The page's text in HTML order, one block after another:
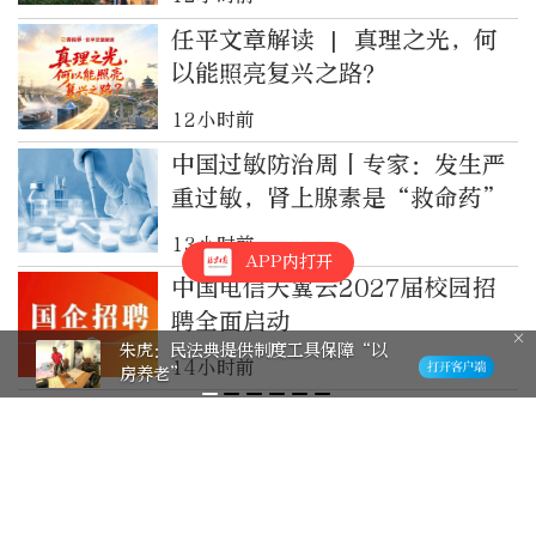
任平文章解读 | 真理之光，何
以能照亮复兴之路？
12小时前
中国过敏防治周丨专家：发生严
重过敏，肾上腺素是“救命药”
13小时前
中国电信天翼云2027届校园招
聘全面启动
14小时前
APP内打开
朱虎：民法典提供制度工具保障“以
房养老”